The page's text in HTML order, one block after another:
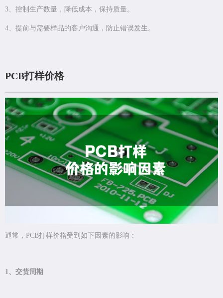
3、控制生产数量，降低成本，保持质量。
4、提前与需要样品的客户沟通，防止错误发生。
PCB打样价格
通常，PCB打样价格受到如下因素的影响：
1、交货周期